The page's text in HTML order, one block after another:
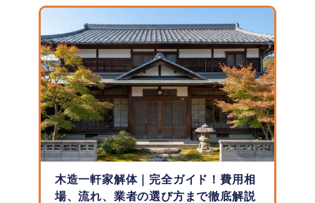
木造一軒家解体｜完全ガイド！費用相
場、流れ、業者の選び方まで徹底解説